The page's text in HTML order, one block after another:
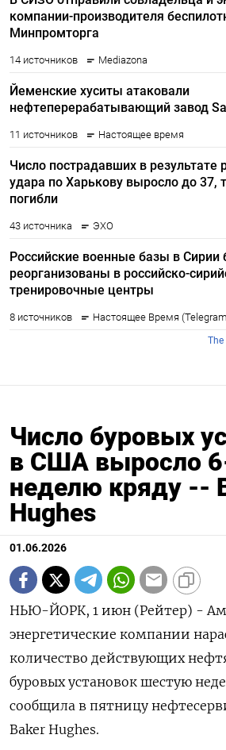
Число буровых
в США выросло
неделю кряду --
Hughes
01.06.2026
НЬЮ-ЙОРК, 1 июн (Рейтер) -
энергетические компании
количество ‌действующих
буровых установок ​шестую
сообщила в ⁠пятницу
Baker ‌Hughes.